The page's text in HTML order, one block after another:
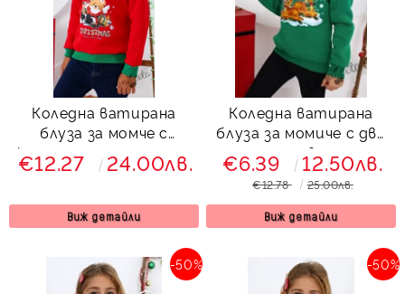
Коледна ватирана
блуза за момче с
коледен надпис и мече
в червено
€12.27 24.00лв.
Виж детайли
Коледна ватирана
блуза за момиче с две
еленчета в зелено
€6.39 12.50лв.
€12.78 25.00лв.
Виж детайли
-50% -50%